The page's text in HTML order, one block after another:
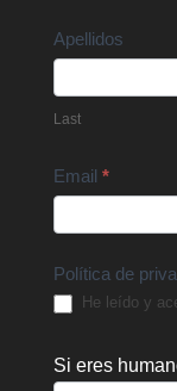
Apellidos
Last
Email *
Política de
He leído y
Si eres